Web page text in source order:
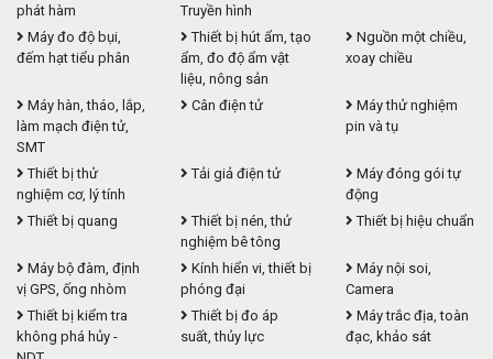
phát hàm
Truyền hình
Máy đo độ bụi,
đếm hạt tiểu phân
Thiết bị hút ẩm, tạo
ẩm, đo độ ẩm vật
liệu, nông sản
Nguồn một chiều,
xoay chiều
Máy hàn, tháo, lắp,
làm mạch điện tử,
SMT
Cân điện tử
Máy thử nghiệm
pin và tụ
Thiết bị thử
nghiệm cơ, lý tính
Tải giả điện tử
Máy đóng gói tự
động
Thiết bị quang
Thiết bị nén, thử
nghiệm bê tông
Thiết bị hiệu chuẩn
Máy bộ đàm, định
vị GPS, ống nhòm
Kính hiển vi, thiết bị
phóng đại
Máy nội soi,
Camera
Thiết bị kiểm tra
không phá hủy -
Thiết bị đo áp
suất, thủy lực
Máy trắc địa, toàn
đạc, khảo sát